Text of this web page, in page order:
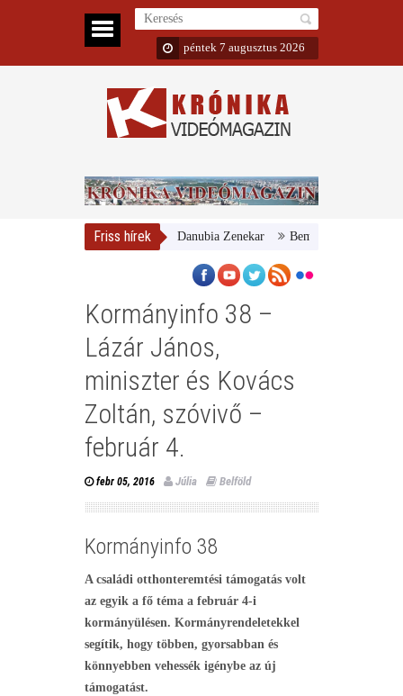
péntek 7 augusztus 2026
Friss hírek
Nemzeti Galéria és a Danubia Zenekar Bemutatta 2024/25-ös
Kormányinfo 38 –
Lázár János,
miniszter és Kovács
Zoltán, szóvivő –
február 4.
febr 05, 2016 Júlia Belföld
Kormányinfo 38
A családi otthonteremtési támogatás volt
az egyik a fő téma a február 4-i
kormányülésen. Kormányrendeletekkel
segítik, hogy többen, gyorsabban és
könnyebben vehessék igénybe az új
támogatást.